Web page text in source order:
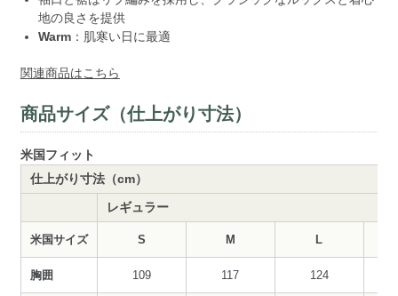
地の良さを提供
Warm：肌寒い日に最適
関連商品はこちら
商品サイズ（仕上がり寸法）
米国フィット
仕上がり寸法（cm）
レギュラー
米国サイズ S M L
胸囲 109 117 124